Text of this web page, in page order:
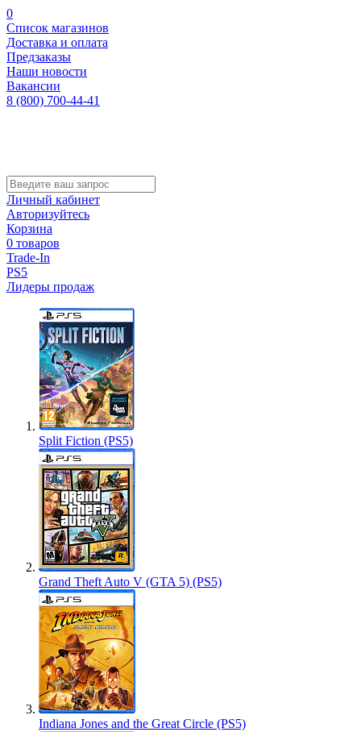
0
Список магазинов
Доставка и оплата
Предзаказы
Наши новости
Вакансии
8 (800) 700-44-41
Личный кабинет
Авторизуйтесь
Корзина
0 товаров
Trade-In
PS5
Лидеры продаж
Split Fiction (PS5)
Grand Theft Auto V (GTA 5) (PS5)
Indiana Jones and the Great Circle (PS5)